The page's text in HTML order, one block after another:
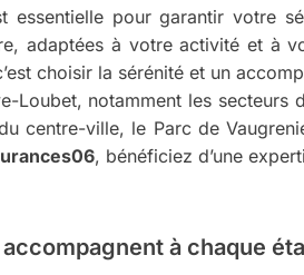
essentielle pour garantir votre
adaptées à votre activité et à
choisir la sérénité et un
Loubet, notamment les secteurs
centre-ville, le Parc de
, bénéficiez d’une
à chaque